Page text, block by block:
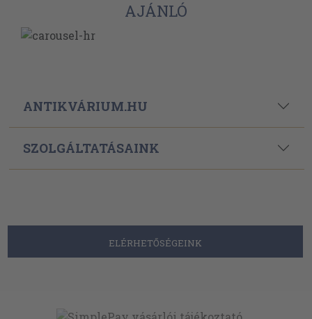
AJÁNLÓ
ANTIKVÁRIUM.HU
SZOLGÁLTATÁSAINK
ELÉRHETŐSÉGEINK